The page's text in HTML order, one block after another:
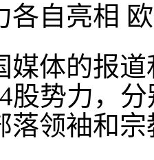
自亮相 欧
体的报道
股势力，
落领袖和